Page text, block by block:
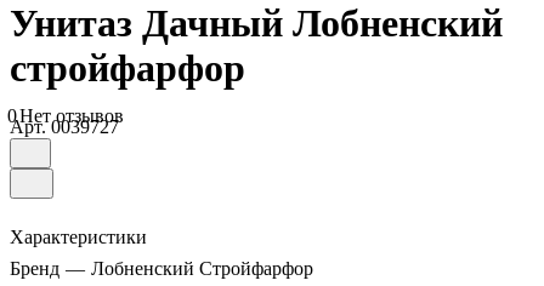
Унитаз Дачный Лобненский
стройфарфор
0Нет отзывов
Арт.0039727
Характеристики
Бренд — Лобненский Стройфарфор